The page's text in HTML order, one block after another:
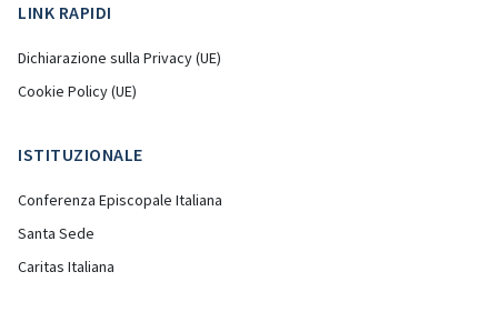
LINK RAPIDI
Dichiarazione sulla Privacy (UE)
Cookie Policy (UE)
ISTITUZIONALE
Conferenza Episcopale Italiana
Santa Sede
Caritas Italiana